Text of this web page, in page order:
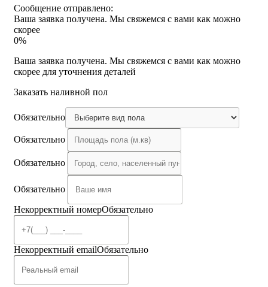
Сообщение отправлено:
Ваша заявка получена. Мы свяжемся с вами как можно
скорее
0%
Ваша заявка получена. Мы свяжемся с вами как можно
скорее для уточнения деталей
Заказать наливной пол
Обязательно
Обязательно
Обязательно
Обязательно
Некорректный номерОбязательно
Некорректный emailОбязательно